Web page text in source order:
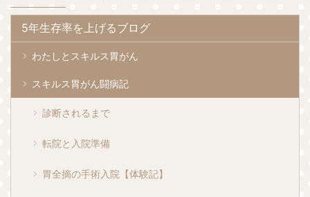
5年生存率を上げるブログ
わたしとスキルス胃がん
スキルス胃がん闘病記
診断されるまで
転院と入院準備
胃全摘の手術入院【体験記】